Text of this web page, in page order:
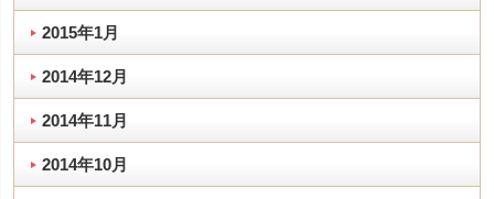
2015年1月
2014年12月
2014年11月
2014年10月